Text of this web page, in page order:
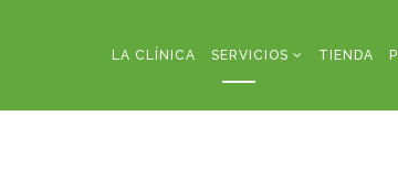
LA CLÍNICA SERVICIOS TIENDA